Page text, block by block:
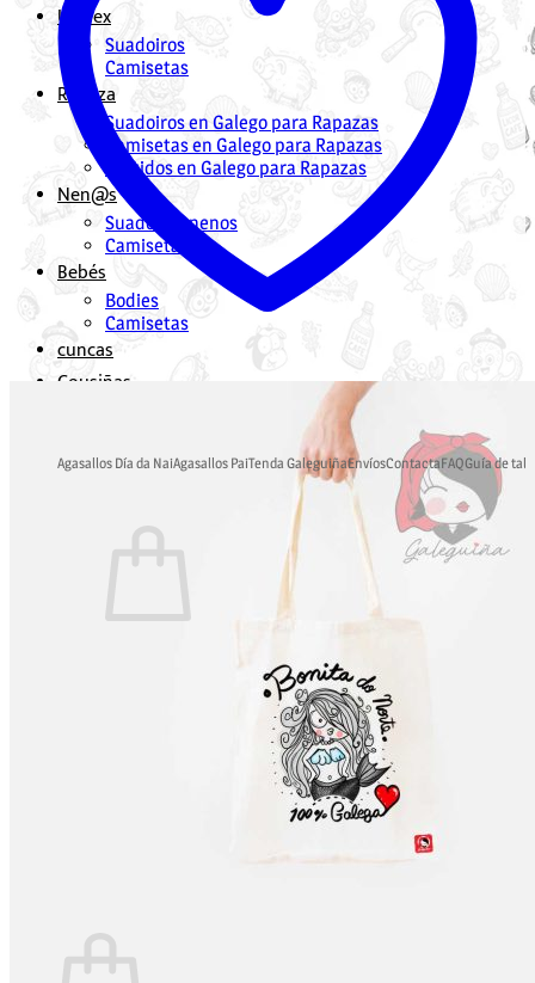
Unisex
Suadoiros
Camisetas
Rapaza
Suadoiros en Galego para Rapazas
Camisetas en Galego para Rapazas
Vestidos en Galego para Rapazas
Nen@s
Suadoiros nenos
Camisetas
Bebés
Bodies
Camisetas
cuncas
Cousiñas
Agasallos Día da NaiAgasallos PaiTenda GaleguiñaEnvíosContactaFAQGuía de
Non hai produtos no carriño.